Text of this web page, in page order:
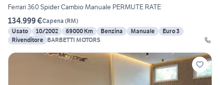
Ferrari 360 Spider Cambio Manuale PERMUTE RATE
134.999 €Capena (RM)
Usato
10/2002 69000 Km Benzina Manuale
Euro 3
Rivenditore BARBETTI MOTORS